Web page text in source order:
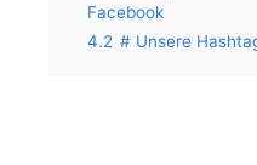
Facebook
4.2 # Unsere